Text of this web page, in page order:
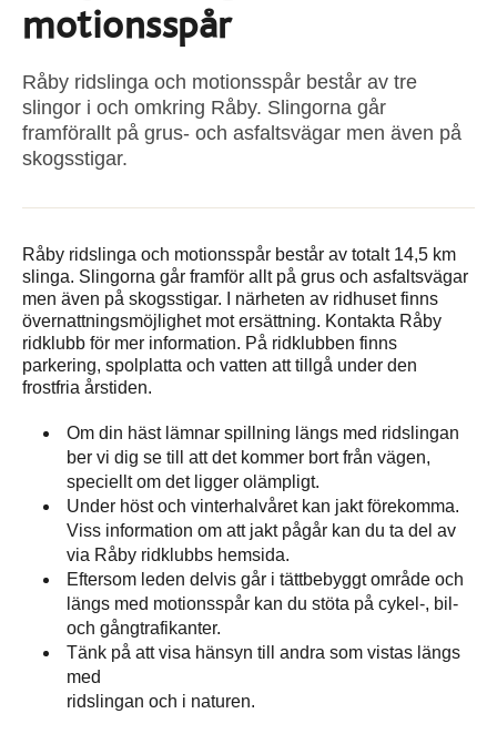
motionsspår
Råby ridslinga och motionsspår består av tre
slingor i och omkring Råby. Slingorna går
framförallt på grus- och asfaltsvägar men även på
skogsstigar.
Råby ridslinga och motionsspår består av totalt 14,5 km
slinga. Slingorna går framför allt på grus och asfaltsvägar
men även på skogsstigar. I närheten av ridhuset finns
övernattningsmöjlighet mot ersättning. Kontakta Råby
ridklubb för mer information. På ridklubben finns
parkering, spolplatta och vatten att tillgå under den
frostfria årstiden.
Om din häst lämnar spillning längs med ridslingan
ber vi dig se till att det kommer bort från vägen,
speciellt om det ligger olämpligt.
Under höst och vinterhalvåret kan jakt förekomma.
Viss information om att jakt pågår kan du ta del av
via Råby ridklubbs hemsida.
Eftersom leden delvis går i tättbebyggt område och
längs med motionsspår kan du stöta på cykel-, bil-
och gångtrafikanter.
Tänk på att visa hänsyn till andra som vistas längs
med
ridslingan och i naturen.